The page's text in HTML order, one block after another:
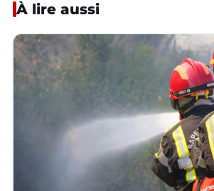
À lire aussi